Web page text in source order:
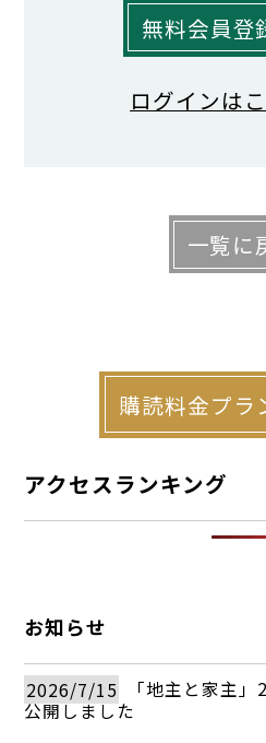
は、メキシコの都市が
築で立ち向かう事業に
学院 人間環境学府
この記事の目次
日本語を社名にした
「IKIGAI」の挑戦
7人の独身シニア兄弟
「HOUSE NANA」
150年の時を超える
「広場」は誰のもの？
無料会員登
ログインは
一覧に
購読料金プラ
アクセスランキング
お知らせ
2026/7/15
「地主と家主
公開しました